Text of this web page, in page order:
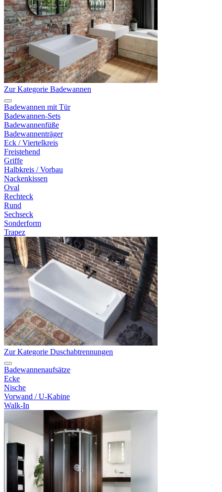
Zur Kategorie Badewannen
Badewannen mit Tür
Badewannen-Sets
Badewannenfüße
Badewannenträger
Eck / Viertelkreis
Freistehend
Griffe
Halbkreis / Vorbau
Nackenkissen
Oval
Rechteck
Rund
Sechseck
Sonderform
Trapez
Zur Kategorie Duschabtrennungen
Badewannenaufsätze
Ecke
Nische
Vorwand / U-Kabine
Walk-In